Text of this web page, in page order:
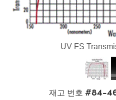
Sputtering) Coated Optics
Isolators
Systems
Stage Micrometers
and Optomechanics
Interface Cameras
and Detection
는 제품생산
Processing
Tomography
Development Systems
and Production
UV FS
재고 번호 #84-